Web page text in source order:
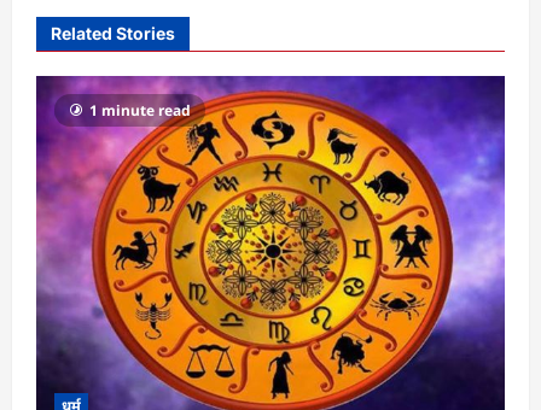
g
a
i
o
n
Related Stories
1 minute read